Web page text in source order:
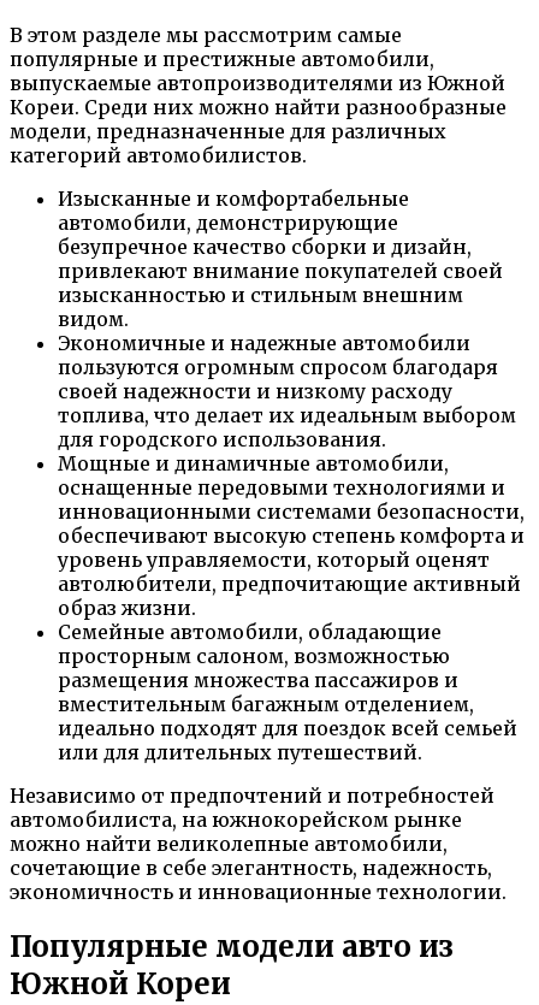
В этом разделе мы рассмотрим самые
популярные и престижные автомобили,
выпускаемые автопроизводителями из Южной
Кореи. Среди них можно найти разнообразные
модели, предназначенные для различных
категорий автомобилистов.
Изысканные и комфортабельные
автомобили, демонстрирующие
безупречное качество сборки и дизайн,
привлекают внимание покупателей своей
изысканностью и стильным внешним
видом.
Экономичные и надежные автомобили
пользуются огромным спросом благодаря
своей надежности и низкому расходу
топлива, что делает их идеальным выбором
для городского использования.
Мощные и динамичные автомобили,
оснащенные передовыми технологиями и
инновационными системами безопасности,
обеспечивают высокую степень комфорта и
уровень управляемости, который оценят
автолюбители, предпочитающие активный
образ жизни.
Семейные автомобили, обладающие
просторным салоном, возможностью
размещения множества пассажиров и
вместительным багажным отделением,
идеально подходят для поездок всей семьей
или для длительных путешествий.
Независимо от предпочтений и потребностей
автомобилиста, на южнокорейском рынке
можно найти великолепные автомобили,
сочетающие в себе элегантность, надежность,
экономичность и инновационные технологии.
Популярные модели авто из
Южной Кореи